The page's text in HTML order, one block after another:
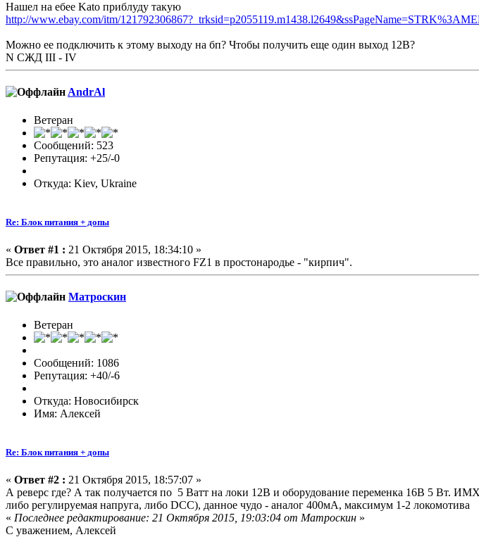
Нашел на ебее Kato приблуду такую
http://www.ebay.com/itm/
Можно ее подключить к этому выходу на бп? Чтобы получить еще один выход 12В?
N СЖД III - IV
AndrAl
Ветеран
Сообщений: 523
Репутация: +25/-0
Откуда: Kiev, Ukraine
Re: Блок питания + допы
« Ответ #1 : 21 Октября 2015, 18:34:10 »
Все правильно, это аналог известного FZ1 в простонародье - "кирпич".
Матроскин
Ветеран
Сообщений: 1086
Репутация: +40/-6
Откуда: Новосибирск
Имя: Алексей
Re: Блок питания + допы
« Ответ #2 : 21 Октября 2015, 18:57:07 »
А реверс где? А так получается по 5 Ватт на локи 12В и оборудование переменка 16В 5 Вт.
либо регулируемая напруга, либо DCC), данное чудо - аналог 400мА, максимум 1-2 локомотива
« Последнее редактирование: 21 Октября 2015, 19:03:04 от Матроскин »
С уважением, Алексей